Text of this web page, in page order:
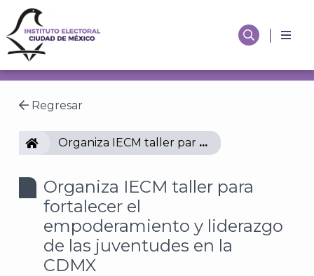
Regresar
IECMOrganiza IECM taller para fortalecer el
Organiza IECM taller para
fortalecer el
empoderamiento y liderazgo
de las juventudes en la
CDMX